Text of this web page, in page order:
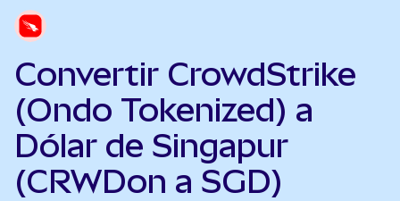
Convertir CrowdStrike
(Ondo Tokenized) a
Dólar de Singapur
(CRWDon a SGD)